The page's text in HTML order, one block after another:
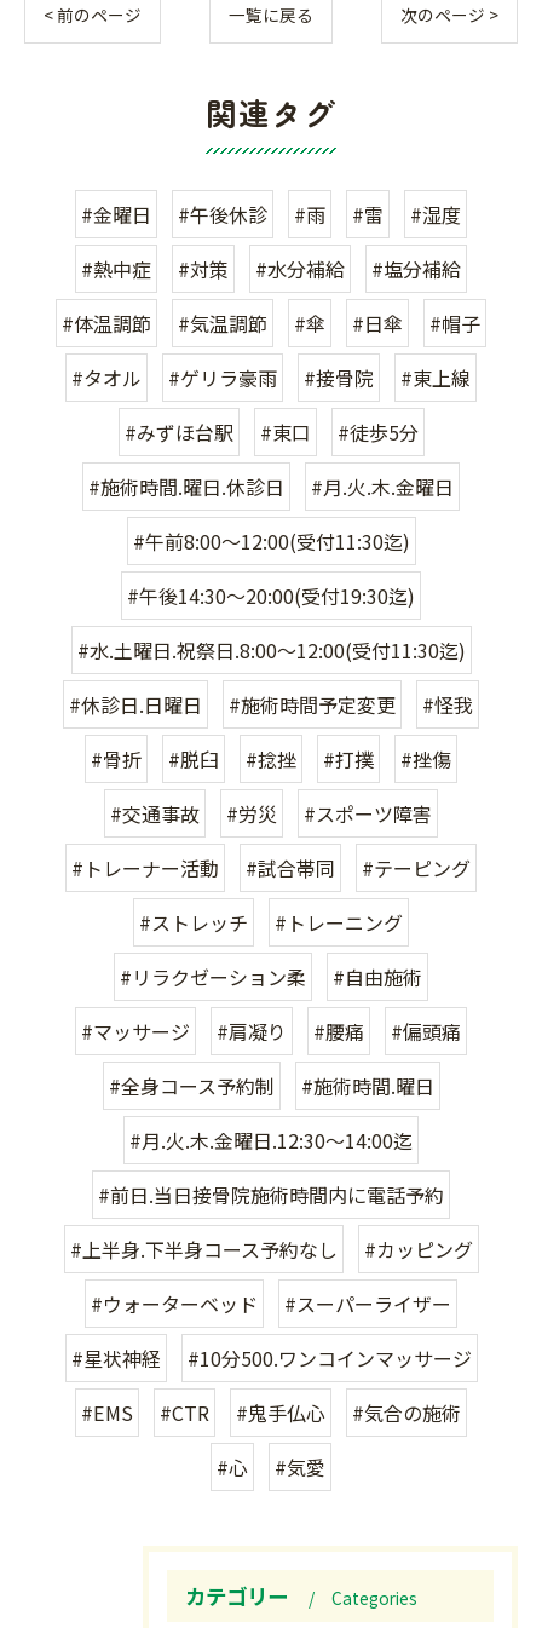
< 前のページ 一覧に戻る 次のページ >
関連タグ
#金曜日 #午後休診 #雨 #雷
#湿度
#熱中症
#対策 #水分補給
#塩分補給
#体温調節
#気温調節 #傘 #日傘
#帽子
#タオル
#ゲリラ豪雨 #接骨院
#東上線
#みずほ台駅
#東口
#徒歩5分
#施術時間.曜日.休診日
#月.火.木.金曜日
#午前8:00〜12:00(受付11:30迄)
#午後14:30〜20:00(受付19:30迄)
#水.土曜日.祝祭日.8:00〜12:00(受付11:30迄)
#休診日.日曜日
#施術時間予定変更
#怪我
#骨折
#脱臼 #捻挫 #打撲
#挫傷
#交通事故
#労災
#スポーツ障害
#トレーナー活動
#試合帯同
#テーピング
#ストレッチ
#トレーニング
#リラクゼーション柔
#自由施術
#マッサージ
#肩凝り #腰痛
#偏頭痛
#全身コース予約制
#施術時間.曜日
#月.火.木.金曜日.12:30〜14:00迄
#前日.当日接骨院施術時間内に電話予約
#上半身.下半身コース予約なし
#カッピング
#ウォーターベッド
#スーパーライザー
#星状神経
#10分500.ワンコインマッサージ
#EMS
#CTR #鬼手仏心
#気合の施術
#心
#気愛
カテゴリー Categories